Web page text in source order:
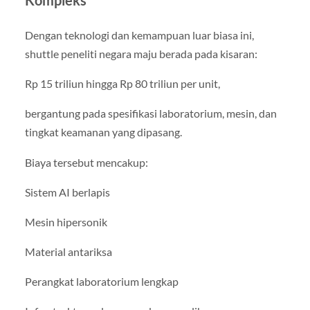
Dengan teknologi dan kemampuan luar biasa ini,
shuttle peneliti negara maju berada pada kisaran:
Rp 15 triliun hingga Rp 80 triliun per unit,
bergantung pada spesifikasi laboratorium, mesin, dan
tingkat keamanan yang dipasang.
Biaya tersebut mencakup:
Sistem AI berlapis
Mesin hipersonik
Material antariksa
Perangkat laboratorium lengkap